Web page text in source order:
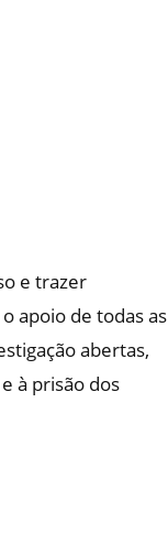
e trazer
apoio de todas as
abertas,
à prisão dos